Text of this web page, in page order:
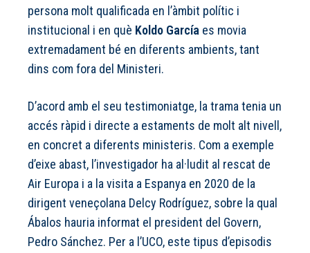
persona molt qualificada en l’àmbit polític i
institucional i en què Koldo García es movia
extremadament bé en diferents ambients, tant
dins com fora del Ministeri.
D’acord amb el seu testimoniatge, la trama tenia un
accés ràpid i directe a estaments de molt alt nivell,
en concret a diferents ministeris. Com a exemple
d’eixe abast, l’investigador ha al·ludit al rescat de
Air Europa i a la visita a Espanya en 2020 de la
dirigent veneçolana Delcy Rodríguez, sobre la qual
Ábalos hauria informat el president del Govern,
Pedro Sánchez. Per a l’UCO, este tipus d’episodis